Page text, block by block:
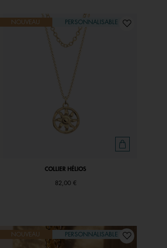
NOUVEAU PERSONNALISABLE
COLLIER HÉLIOS
82,00 €
NOUVEAU PERSONNALISABLE